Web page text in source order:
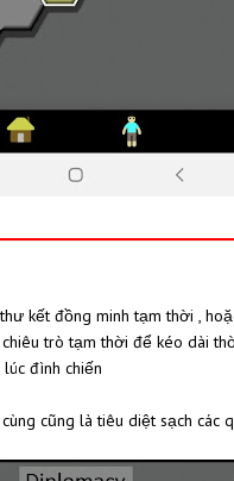
kết đồng minh tạm thời ,
trò tạm thời để kéo dài
đình chiến
cũng là tiêu diệt sạch các